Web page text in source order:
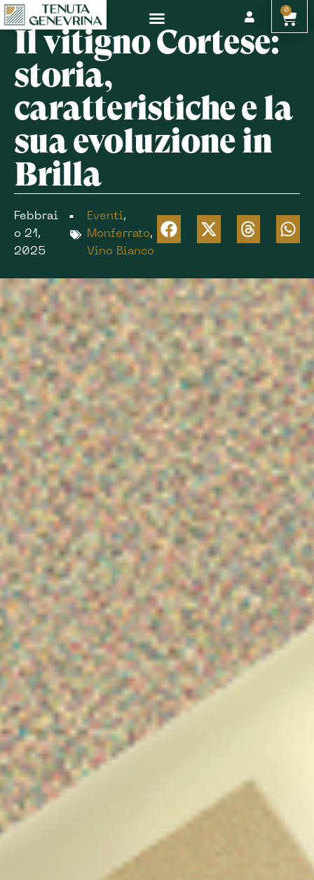
0
Il vitigno Cortese:
storia,
caratteristiche e la
sua evoluzione in
Brilla
Febbrai
o 21,
2025
■ Eventi,
Monferrato,
Vino Bianco